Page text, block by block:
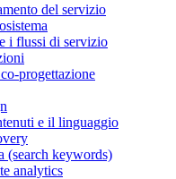
del servizio
i flussi di servizio
progettazione
e il linguaggio
(search keywords)
analytics